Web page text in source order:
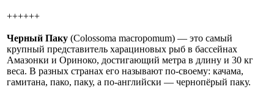
++++++
Черный Паку (Colossoma macropomum) — это самый
крупный представитель харациновых рыб в бассейнах
Амазонки и Ориноко, достигающий метра в длину и 30 кг
веса. В разных странах его называют по-своему: качама,
гамитана, пако, паку, а по-английски — чернопёрый паку.